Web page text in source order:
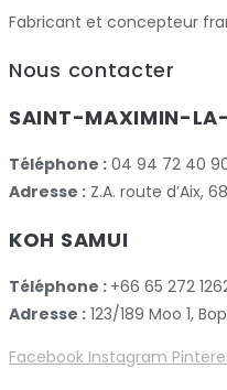
Fabricant et concepteur
Nous contacter
SAINT-MAXIMIN-
Téléphone : 04 94 72 40
Adresse : Z.A. route d’Aix,
KOH SAMUI
Téléphone : +66 65 272
Adresse : 123/189 Moo 1,
Facebook Instagram